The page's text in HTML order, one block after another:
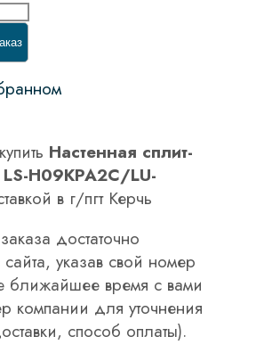
Настенная сплит-
LS-H09KPA2C/LU-
в г/пгт Керчь
достаточно
сайта, указав свой номер
ближайшее время с вами
компании для уточнения
способ оплаты).